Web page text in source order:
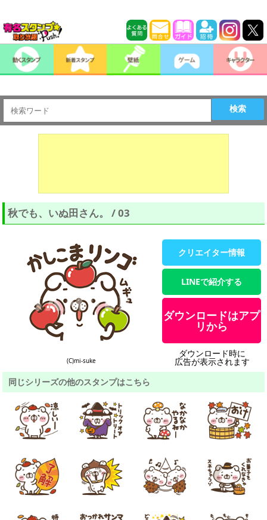
検索
秋でも、いぬ田さん。 / 03
(C)mi-suke
クリエイター情報
LINEで紹介する
ダウンロードはアプ
リから
ダウンロード時に
広告が表示されます
同じシリーズの他のスタンプはこちら